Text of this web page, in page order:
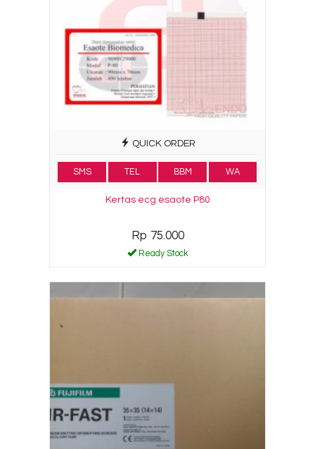
QUICK ORDER
SMS TEL BBM WA
Kertas ecg esaote P80
Rp 75.000
Ready Stock